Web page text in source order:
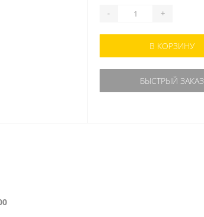
- +
В КОРЗИНУ
БЫСТРЫЙ ЗАКАЗ